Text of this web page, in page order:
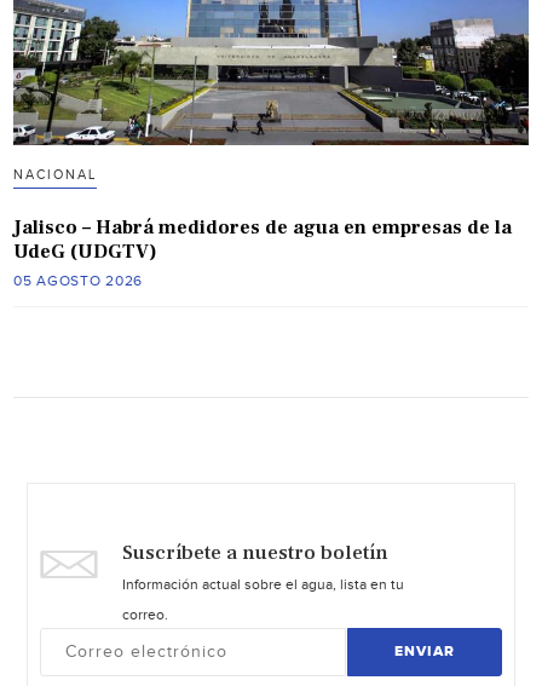
NACIONAL
Jalisco – Habrá medidores de agua en empresas de la
UdeG (UDGTV)
05 AGOSTO 2026
Suscríbete a nuestro boletín
Información actual sobre el agua, lista en tu
correo.
ENVIAR